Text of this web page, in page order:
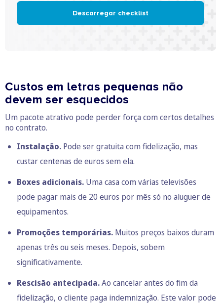
Descarregar checklist
Custos em letras pequenas não
devem ser esquecidos
Um pacote atrativo pode perder força com certos detalhes
no contrato.
Instalação. Pode ser gratuita com fidelização, mas
custar centenas de euros sem ela.
Boxes adicionais. Uma casa com várias televisões
pode pagar mais de 20 euros por mês só no aluguer de
equipamentos.
Promoções temporárias. Muitos preços baixos duram
apenas três ou seis meses. Depois, sobem
significativamente.
Rescisão antecipada.Ao cancelar antes do fim da
fidelização, o cliente paga indemnização. Este valor pode